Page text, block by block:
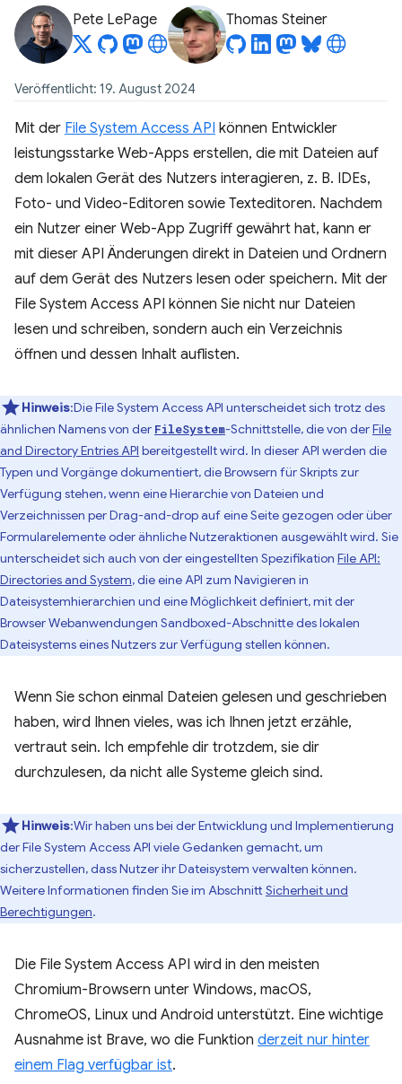
Pete LePage Thomas Steiner
Veröffentlicht: 19. August 2024
Mit der File System Access API können Entwickler
leistungsstarke Web-Apps erstellen, die mit Dateien auf
dem lokalen Gerät des Nutzers interagieren, z. B. IDEs,
Foto- und Video-Editoren sowie Texteditoren. Nachdem
ein Nutzer einer Web-App Zugriff gewährt hat, kann er
mit dieser API Änderungen direkt in Dateien und Ordnern
auf dem Gerät des Nutzers lesen oder speichern. Mit der
File System Access API können Sie nicht nur Dateien
lesen und schreiben, sondern auch ein Verzeichnis
öffnen und dessen Inhalt auflisten.
Hinweis:Die File System Access API unterscheidet sich trotz des
ähnlichen Namens von der FileSystem-Schnittstelle, die von derFile
and Directory Entries API bereitgestellt wird. In dieser API werden die
Typen und Vorgänge dokumentiert, die Browsern für Skripts zur
Verfügung stehen, wenn eine Hierarchie von Dateien und
Verzeichnissen per Drag-and-drop auf eine Seite gezogen oder über
Formularelemente oder ähnliche Nutzeraktionen ausgewählt wird. Sie
unterscheidet sich auch von der eingestellten Spezifikation File API:
Directories and System, die eine API zum Navigieren in
Dateisystemhierarchien und eine Möglichkeit definiert, mit der
Browser Webanwendungen Sandboxed-Abschnitte des lokalen
Dateisystems eines Nutzers zur Verfügung stellen können.
Wenn Sie schon einmal Dateien gelesen und geschrieben
haben, wird Ihnen vieles, was ich Ihnen jetzt erzähle,
vertraut sein. Ich empfehle dir trotzdem, sie dir
durchzulesen, da nicht alle Systeme gleich sind.
Hinweis:Wir haben uns bei der Entwicklung und Implementierung
der File System Access API viele Gedanken gemacht, um
sicherzustellen, dass Nutzer ihr Dateisystem verwalten können.
Weitere Informationen finden Sie im Abschnitt Sicherheit und
Berechtigungen.
Die File System Access API wird in den meisten
Chromium-Browsern unter Windows, macOS,
ChromeOS, Linux und Android unterstützt. Eine wichtige
Ausnahme ist Brave, wo die Funktion derzeit nur hinter
einem Flag verfügbar ist.